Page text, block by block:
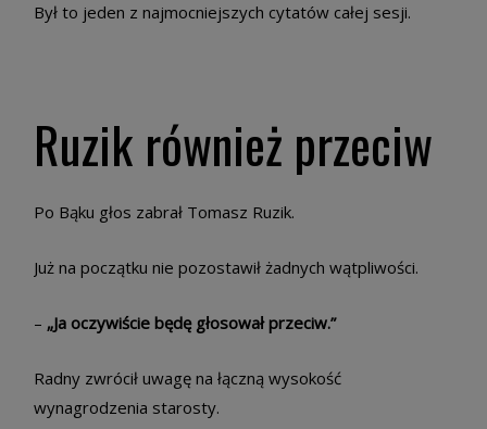
Był to jeden z najmocniejszych cytatów całej sesji.
Ruzik również przeciw
Po Bąku głos zabrał Tomasz Ruzik.
Już na początku nie pozostawił żadnych wątpliwości.
– „Ja oczywiście będę głosował przeciw.”
Radny zwrócił uwagę na łączną wysokość
wynagrodzenia starosty.